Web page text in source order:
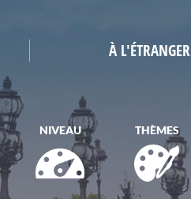
À L'ÉTRANGER
NIVEAU THÈMES